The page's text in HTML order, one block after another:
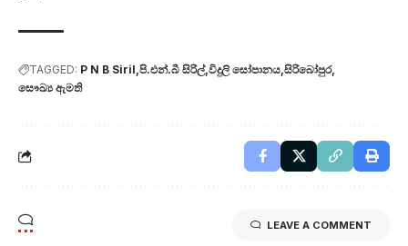
TAGGED: P N B Siril පි.එන්.බී සිරිල් විදුලි සෝපානය සිරිබෝපුර
සෞඛ්‍ය ඇමති
LEAVE A COMMENT